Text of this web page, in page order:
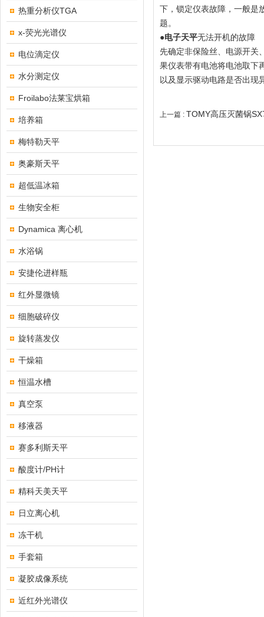
热重分析仪TGA
x-荧光光谱仪
电位滴定仪
水分测定仪
Froilabo法莱宝烘箱
培养箱
梅特勒天平
奥豪斯天平
超低温冰箱
生物安全柜
Dynamica 离心机
水浴锅
安捷伦进样瓶
红外显微镜
细胞破碎仪
旋转蒸发仪
干燥箱
恒温水槽
真空泵
移液器
赛多利斯天平
酸度计/PH计
精科天美天平
日立离心机
冻干机
手套箱
凝胶成像系统
近红外光谱仪
下，锁定仪表故障，一般是
题。
●电子天平无法开机的故障
先确定非保险丝、电源开关
果仪表带有电池将电池取下
以及显示驱动电路是否出现
上一篇 : TOMY高压灭菌锅